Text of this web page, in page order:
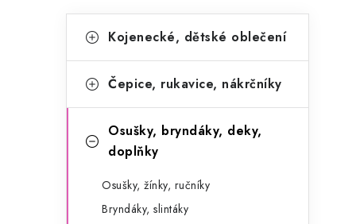
o
t
kategorie
a
e
Kojenecké, dětské oblečení
Čepice, rukavice, nákrčníky
Osušky, bryndáky, deky,
doplňky
Osušky, žínky, ručníky
Bryndáky, slintáky